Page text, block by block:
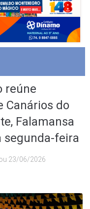
reúne
Canários do
Falamansa
segunda-feira
23/06/2026